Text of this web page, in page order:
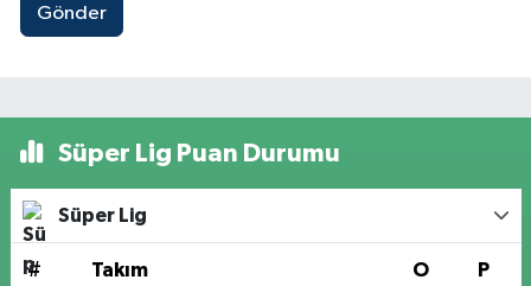
Gönder
Süper Lig Puan Durumu
Süper Lig
# Takım O P